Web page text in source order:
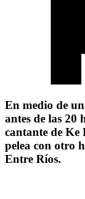
En medio de
antes de las 20
cantante de Ke
pelea con otro
Entre Ríos.